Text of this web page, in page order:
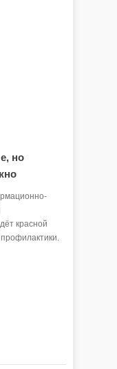
но
красной
со
начальником
МВД России